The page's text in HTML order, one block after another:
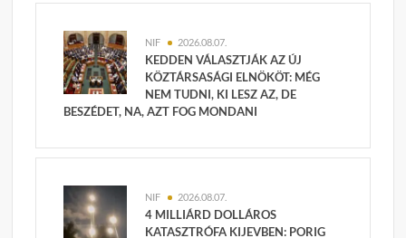
NIF 2026.08.07.
KEDDEN VÁLASZTJÁK AZ ÚJ
KÖZTÁRSASÁGI ELNÖKÖT: MÉG
NEM TUDNI, KI LESZ AZ, DE
BESZÉDET, NA, AZT FOG MONDANI
NIF 2026.08.07.
4 MILLIÁRD DOLLÁROS
KATASZTRÓFA KIJEVBEN: PORIG